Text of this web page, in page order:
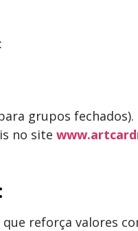
grupos fechados).
no site
que reforça valores